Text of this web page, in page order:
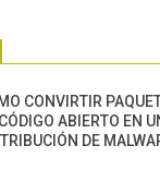
CONVIRTIR
ABIERTO EN
DE